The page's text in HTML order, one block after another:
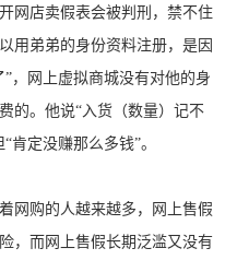
店卖假表会被判刑，禁不住
用弟弟的身份资料注册，是因
，网上虚拟商城没有对他的身
的。他说“入货（数量）记不
肯定没赚那么多钱”。
购的人越来越多，网上售假
，而网上售假长期泛滥又没有